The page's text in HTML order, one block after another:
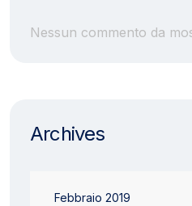
Nessun commento da
Archives
Febbraio 2019